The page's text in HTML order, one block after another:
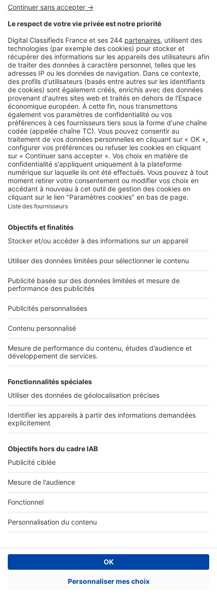
Logic-Immo c’est aussi …
Retrouvez-nous sur …
A propos
Qui sommes-nous ?
Contacter le service client
Nous rejoindre
Presse
Nos applications
Découvrez nos applications
Services pro
Accès client
Informations légales
Politique Générale de Protection des Données
Charte éditeur
Paramétrer mes cookies
Digital Classifieds France SAS © 2024 - all rights